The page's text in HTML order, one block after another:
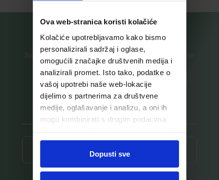
Ova web-stranica koristi kolačiće
Kolačiće upotrebljavamo kako bismo
personalizirali sadržaj i oglase,
omogućili značajke društvenih medija i
analizirali promet. Isto tako, podatke o
vašoj upotrebi naše web-lokacije
dijelimo s partnerima za društvene
medije, oglašavanje i analizu, a oni ih
mogu kombinirati s drugim podacima
ste upotrebljavali njihove usluge.
Dopusti sve
Saznajte prvi za nove proizvode i ekskluzivne promocije
Prijavite se na listu za novosti
Prijava ⟶